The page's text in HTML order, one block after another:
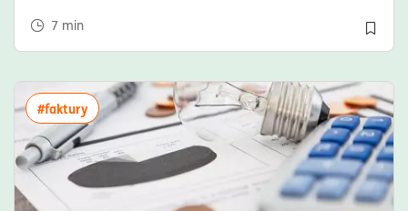
7 min
#fakturywięcej artykułów z tagiem:#faktury